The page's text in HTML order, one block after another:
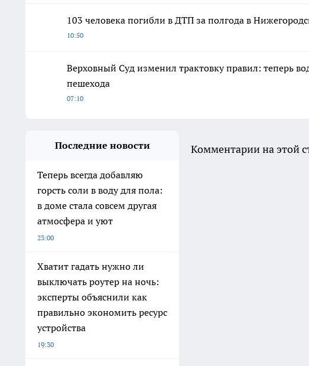
103 человека погибли в ДТП за полгода в
10:50
Верховный Суд изменил трактовку правил: теперь
пешехода
07:10
Последние новости
Теперь всегда добавляю
горсть соли в воду для пола:
в доме стала совсем другая
атмосфера и уют
23:00
Хватит гадать нужно ли
выключать роутер на ночь:
эксперты объяснили как
правильно экономить ресурс
устройства
19:30
Комментарии на этой